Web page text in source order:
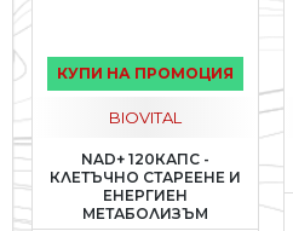
КУПИ НА ПРОМОЦИЯ
BIOVITAL
NAD+ 120КАПС -
КЛЕТЪЧНО СТАРЕЕНЕ И
ЕНЕРГИЕН
МЕТАБОЛИЗЪМ